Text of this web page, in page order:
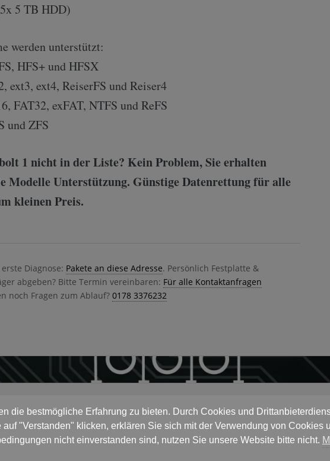
5 TB HDD)
werden unterstützt:
HFS+ und HFSX
ext3, ext4, ReiserFS und Reiser4
FAT32, exFAT, NTFS und ReFS
und ZFS
1 nicht in der Liste? Kein Problem, Sie erhalten
Modelle Unterstützung. Günstige Datenrettung für alle
kleinen Preis.
Diagnose: Pakete an diese Adresse. Persönlich Festplatte &
abgeben? Bitte Termin vereinbaren: Für alle Kontaktanfragen
noch Fragen zum Ablauf? 0178 3376232
5.0
die bestmögliche Erfahrung zu bieten. Durch Cookies und
"Verstanden" klicken, erklären Sie sich mit der Verwendung von Cookies
nicht einverstanden sind, nutzen Sie unsere Website bitte nicht.